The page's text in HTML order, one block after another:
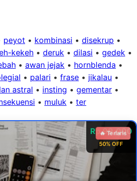
peyot • kombinasi • disekrup •
kekeh • deruk • dilasi • gedek •
• awan jejak • hornblenda •
• palari • frase • jikalau •
astral • insting • gementar •
• muluk • ter
Rp 99.000
50% OFF
🔥 Terlaris